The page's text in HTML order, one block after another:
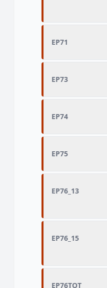
EP71
EP73
EP74
EP75
EP76_13
EP76_15
EP76TOT